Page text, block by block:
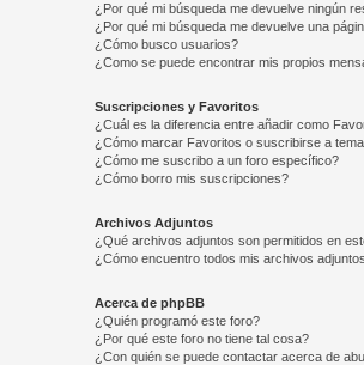
¿Por qué mi búsqueda me devuelve ningún
¿Por qué mi búsqueda me devuelve una
¿Cómo busco usuarios?
¿Como se puede encontrar mis propios
Suscripciones y Favoritos
¿Cuál es la diferencia entre añadir como
¿Cómo marcar Favoritos o suscribirse a
¿Cómo me suscribo a un foro específico?
¿Cómo borro mis suscripciones?
Archivos Adjuntos
¿Qué archivos adjuntos son permitidos en
¿Cómo encuentro todos mis archivos
Acerca de phpBB
¿Quién programó este foro?
¿Por qué este foro no tiene tal cosa?
¿Con quién se puede contactar acerca de